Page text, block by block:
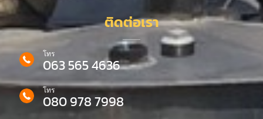
ติดต่อเรา
โทร
063 565 4636
โทร
080 978 7998